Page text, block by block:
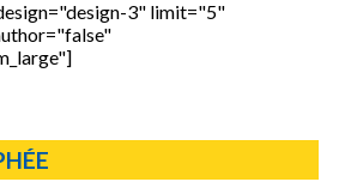
3" limit="5"